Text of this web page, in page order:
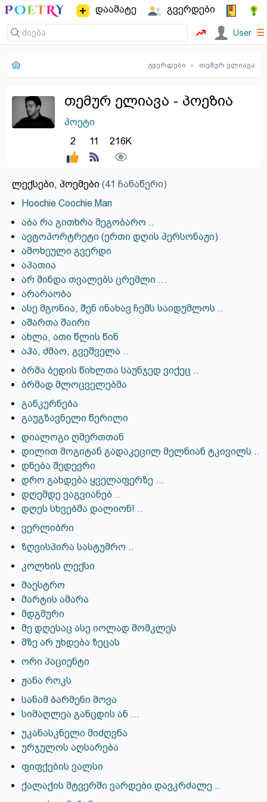
დაამატე გვერდები
User ☰
გვერდები ▸ თემურ ელიავა
თემურ ელიავა - პოეზია
პოეტი
2
11 216K
ლექსები, პოემები (41 ჩანაწერი)
Hoochie Coochie Man
აბა რა გითხრა მეგობარო ..
ავტოპორტრეტი (ერთი დღის პერსონაჟი)
ამოხეული გვერდი
აპათია
არ მინდა თვალებს ცრემლი ...
არარაობა
ასე მგონია, შენ ინახავ ჩემს საიდუმლოს ..
აშართა შაირი
ახლა, ათი წლის წინ
აჰა, ძმაო, გვეშველა ..
ბრმა ბედის წიხლთა საუნჯედ ვიქეც ..
ბრმად მლოცველებმა
განკურნება
გაუგზავნელი წერილი
დიალოგი ღმერთთან
დილით მოგიტან გადაკეცილ მელნიან ტკივილს ..
დნება შედევრი
დრო გახდება ყველაფერზე ...
დღემდე ვაგვიანებ ..
დღეს სხვებმა დალიონ! ..
ვერლიბრი
ზღვისპირა სასტუმრო ..
კოლხის ლექსი
მაესტრო
მარტის ამარა
მდგმური
მე დღესაც ასე იოლად მომკლეს
მზე არ უხდება ზეცას
ორი პაციენტი
ჟანა როკს
სანამ ბარმენი მოვა
სიმაღლეა განცდის ან ...
უკანასკნელი მიძღვნა
ურჯულოს აღსარება
ფიფქების ვალსი
ქალაქის მტვერში ვარდები დავკრძალე ..